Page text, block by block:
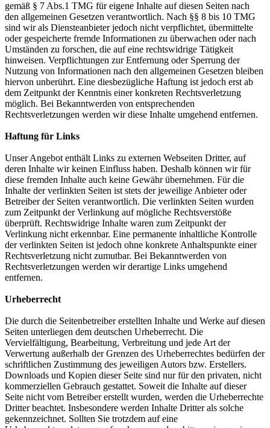
gemäß § 7 Abs.1 TMG für eigene Inhalte auf diesen Seiten nach
den allgemeinen Gesetzen verantwortlich. Nach §§ 8 bis 10 TMG
sind wir als Diensteanbieter jedoch nicht verpflichtet, übermittelte
oder gespeicherte fremde Informationen zu überwachen oder nach
Umständen zu forschen, die auf eine rechtswidrige Tätigkeit
hinweisen. Verpflichtungen zur Entfernung oder Sperrung der
Nutzung von Informationen nach den allgemeinen Gesetzen bleiben
hiervon unberührt. Eine diesbezügliche Haftung ist jedoch erst ab
dem Zeitpunkt der Kenntnis einer konkreten Rechtsverletzung
möglich. Bei Bekanntwerden von entsprechenden
Rechtsverletzungen werden wir diese Inhalte umgehend entfernen.
Haftung für Links
Unser Angebot enthält Links zu externen Webseiten Dritter, auf
deren Inhalte wir keinen Einfluss haben. Deshalb können wir für
diese fremden Inhalte auch keine Gewähr übernehmen. Für die
Inhalte der verlinkten Seiten ist stets der jeweilige Anbieter oder
Betreiber der Seiten verantwortlich. Die verlinkten Seiten wurden
zum Zeitpunkt der Verlinkung auf mögliche Rechtsverstöße
überprüft. Rechtswidrige Inhalte waren zum Zeitpunkt der
Verlinkung nicht erkennbar. Eine permanente inhaltliche Kontrolle
der verlinkten Seiten ist jedoch ohne konkrete Anhaltspunkte einer
Rechtsverletzung nicht zumutbar. Bei Bekanntwerden von
Rechtsverletzungen werden wir derartige Links umgehend
entfernen.
Urheberrecht
Die durch die Seitenbetreiber erstellten Inhalte und Werke auf diesen
Seiten unterliegen dem deutschen Urheberrecht. Die
Vervielfältigung, Bearbeitung, Verbreitung und jede Art der
Verwertung außerhalb der Grenzen des Urheberrechtes bedürfen der
schriftlichen Zustimmung des jeweiligen Autors bzw. Erstellers.
Downloads und Kopien dieser Seite sind nur für den privaten, nicht
kommerziellen Gebrauch gestattet. Soweit die Inhalte auf dieser
Seite nicht vom Betreiber erstellt wurden, werden die Urheberrechte
Dritter beachtet. Insbesondere werden Inhalte Dritter als solche
gekennzeichnet. Sollten Sie trotzdem auf eine